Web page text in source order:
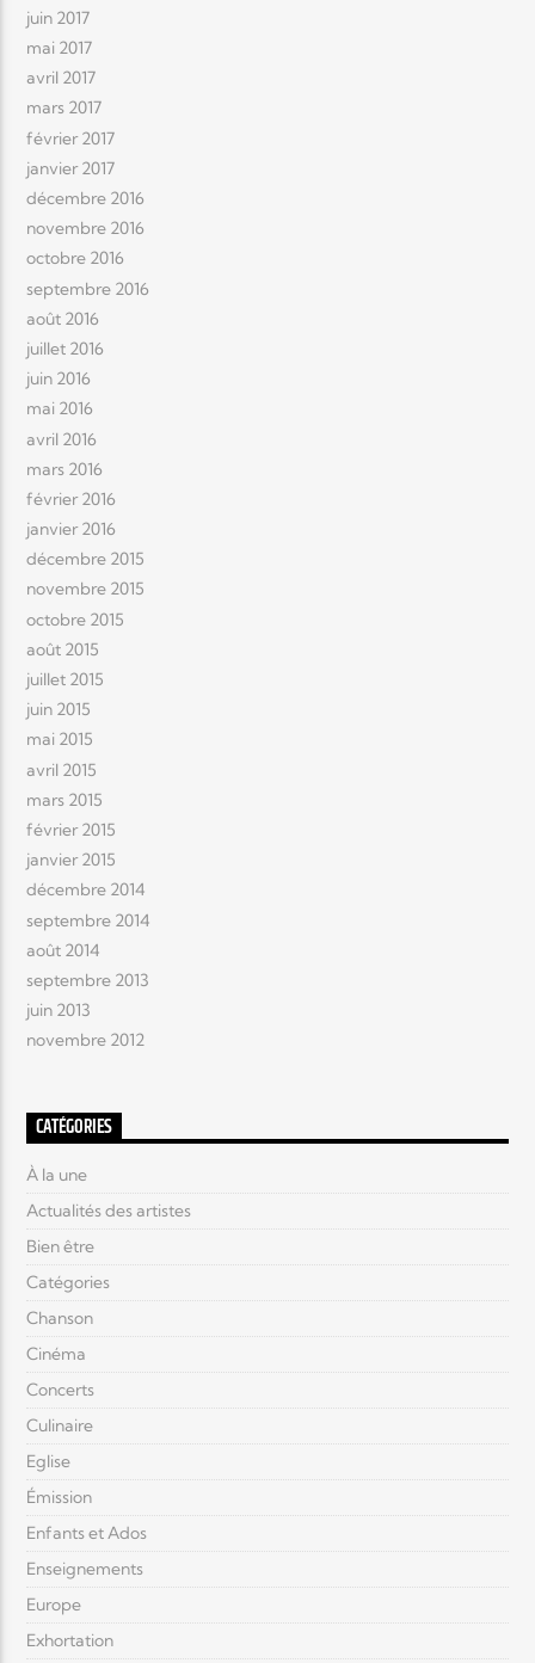
juin 2017
mai 2017
avril 2017
mars 2017
février 2017
janvier 2017
décembre 2016
novembre 2016
octobre 2016
septembre 2016
août 2016
juillet 2016
juin 2016
mai 2016
avril 2016
mars 2016
février 2016
janvier 2016
décembre 2015
novembre 2015
octobre 2015
août 2015
juillet 2015
juin 2015
mai 2015
avril 2015
mars 2015
février 2015
janvier 2015
décembre 2014
septembre 2014
août 2014
septembre 2013
juin 2013
novembre 2012
CATÉGORIES
À la une
Actualités des artistes
Bien être
Catégories
Chanson
Cinéma
Concerts
Culinaire
Eglise
Émission
Enfants et Ados
Enseignements
Europe
Exhortation